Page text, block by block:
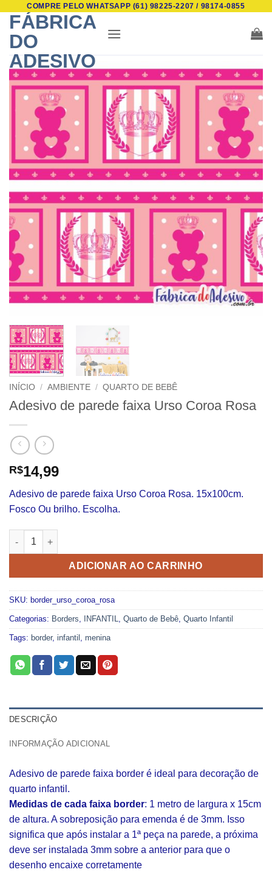
content
COMPRE PELO WHATSAPP (61) 98225-2207 / 98174-0855
FÁBRICA
DO
ADESIVO
INÍCIO / AMBIENTE / QUARTO DE BEBÊ
Adesivo de parede faixa Urso Coroa Rosa
R$14,99
Adesivo de parede faixa Urso Coroa Rosa. 15x100cm.
Fosco Ou brilho. Escolha.
Adesivo de parede faixa Urso Coroa Rosa quantidade
ADICIONAR AO CARRINHO
SKU: border_urso_coroa_rosa
Categorias: Borders, INFANTIL, Quarto de Bebê, Quarto Infantil
Tags: border, infantil , menina
DESCRIÇÃO
INFORMAÇÃO ADICIONAL
Adesivo de parede faixa border é ideal para decoração de
quarto infantil.
Medidas de cada faixa border: 1 metro de largura x 15cm
de altura. A sobreposição para emenda é de 3mm. Isso
significa que após instalar a 1ª peça na parede, a próxima
deve ser instalada 3mm sobre a anterior para que o
desenho encaixe corretamente